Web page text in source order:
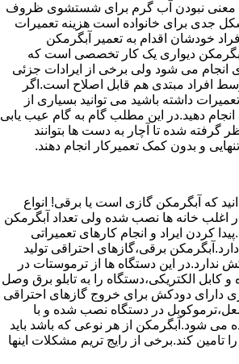
معنی نبودن آب گرم برای شستشوی ظروف
جدی برای خانواده است هزینه تعمیرات
خودشان اقدام به تعمیر آبگرمکن
آبگرمکن دیواری یک کار تخصصی است که
انجام می شود ولی برخی از ایرادات جزئی
افراد مبتدی هم قابل اصلاح است.اگر
داشته باشید می توانید بسیاری از
انجام دهید.در این مطلب گام به گام عیب یابی
گرفته شده تا آچار به دست ها بتوانند
و بدون کمک تعمیرکار انجام دهند.
که آبگرمکن گازی است یا برقی! انواع
اغلب خانه ها نصب شده ولی تعداد آبگرمکن
کردن ایراد و انجام کارهای تعمیراتی
برقی،گازهای احتراقی تولید
ندارد.در این دستگاه ها از ترموستات در
کابل الکتریکی،دستگاه را به تابلو برق وصل
دارای دودکش برای خروج گازهای احتراقی
در دستگاه نصب شده و با
می شود.آبگرمکن از هر نوعی که باشد باید
تامین کند.برخی از رایج تریم مشکلات اینها